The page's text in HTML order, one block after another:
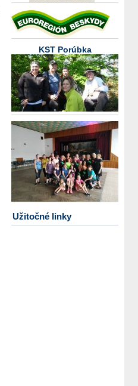
KST Porúbka
Užitočné linky